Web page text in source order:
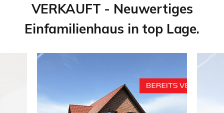
VERKAUFT - Neuwertiges
Einfamilienhaus in top Lage.